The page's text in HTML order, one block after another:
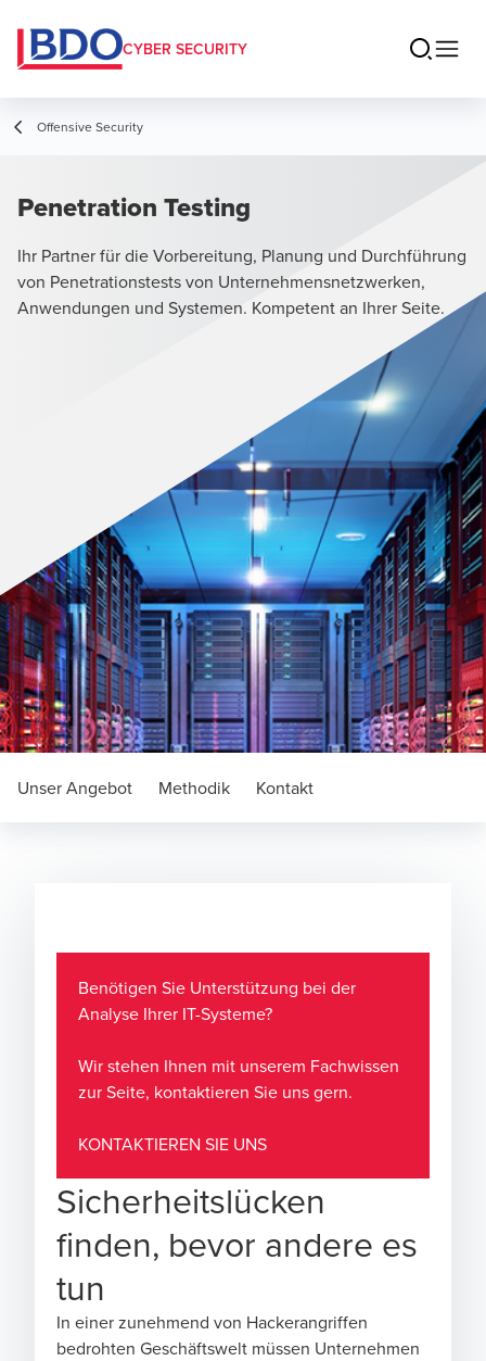
CYBER SECURITY
Offensive Security
Penetration Testing
Ihr Partner für die Vorbereitung, Planung und Durchführung
von Penetrationstests von Unternehmensnetzwerken,
Anwendungen und Systemen. Kompetent an Ihrer Seite.
Unser Angebot Methodik Kontakt
Benötigen Sie Unterstützung bei der
Analyse Ihrer IT-Systeme?
Wir stehen Ihnen mit unserem Fachwissen
zur Seite, kontaktieren Sie uns gern.
KONTAKTIEREN SIE UNS
Sicherheitslücken
finden, bevor andere es
tun
In einer zunehmend von Hackerangriffen
bedrohten Geschäftswelt müssen Unternehmen